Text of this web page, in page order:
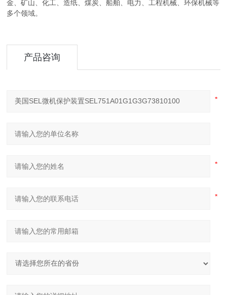
金、矿山、化工、造纸、煤炭、船舶、电力、工程机械、环保机械等
多个领域。
产品咨询